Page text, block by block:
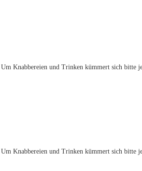
Knabbereien und Trinken kümmert sich bitte
Knabbereien und Trinken kümmert sich bitte